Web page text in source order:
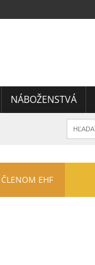
NÁBOŽENSTVÁ
EHF